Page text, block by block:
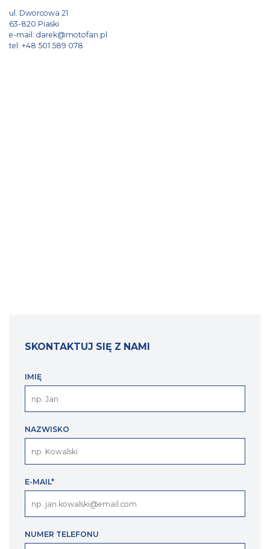
ul. Dworcowa 21
63-820 Piaski
e-mail: darek@motofan.pl
tel: +48 501 589 078
SKONTAKTUJ SIĘ Z NAMI
IMIĘ
NAZWISKO
E-MAIL*
NUMER TELEFONU